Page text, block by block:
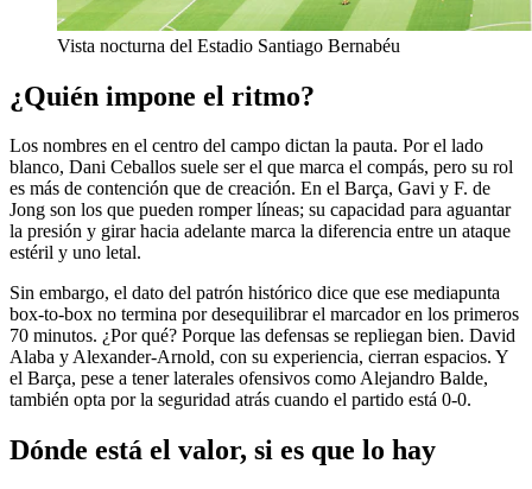
Vista nocturna del Estadio Santiago Bernabéu
¿Quién impone el ritmo?
Los nombres en el centro del campo dictan la pauta. Por el lado
blanco, Dani Ceballos suele ser el que marca el compás, pero su rol
es más de contención que de creación. En el Barça, Gavi y F. de
Jong son los que pueden romper líneas; su capacidad para aguantar
la presión y girar hacia adelante marca la diferencia entre un ataque
estéril y uno letal.
Sin embargo, el dato del patrón histórico dice que ese mediapunta
box-to-box no termina por desequilibrar el marcador en los primeros
70 minutos. ¿Por qué? Porque las defensas se repliegan bien. David
Alaba y Alexander-Arnold, con su experiencia, cierran espacios. Y
el Barça, pese a tener laterales ofensivos como Alejandro Balde,
también opta por la seguridad atrás cuando el partido está 0-0.
Dónde está el valor, si es que lo hay